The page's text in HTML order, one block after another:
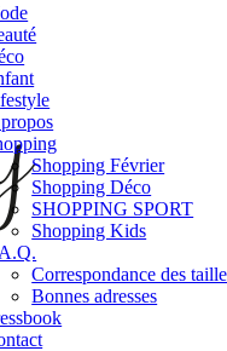
Shopping Février
Shopping Déco
SHOPPING SPORT
Shopping Kids
Correspondance des
Bonnes adresses